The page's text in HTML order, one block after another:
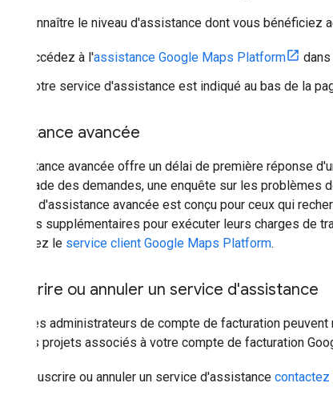
Pour connaître le niveau d'assistance dont vous bénéficiez
Accédez à l'assistance Google Maps Platform
Votre service d'assistance est indiqué au bas de la
Assistance avancée
L'assistance avancée offre un délai de première réponse
d'escalade des demandes, une enquête sur les
service d'assistance avancée est conçu pour ceux qui
services supplémentaires pour exécuter leurs charges de
consultez le service client Google Maps Platform.
Souscrire ou annuler un service d'assistance
Seuls les administrateurs de compte de facturation
tous les projets associés à votre compte de facturation
Pour souscrire ou annuler un service d'assistance